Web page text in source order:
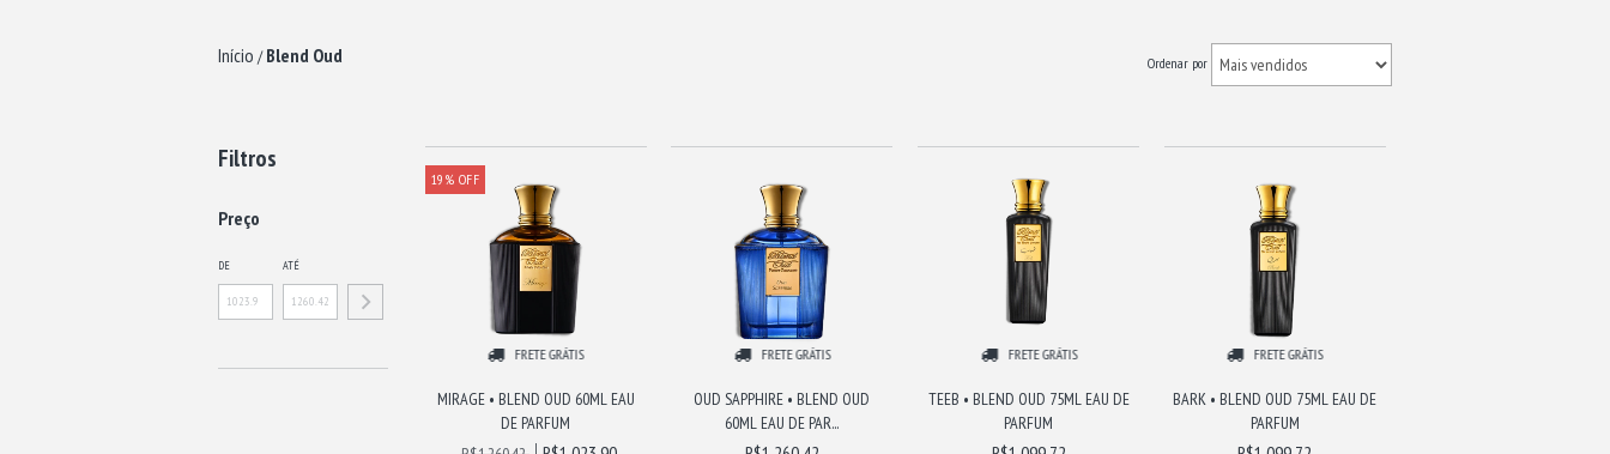
Início / Blend Oud Ordenar por
Filtros
Preço
DE ATÉ
19 % OFF
FRETE GRÁTIS
MIRAGE • BLEND OUD 60ML EAU
DE PARFUM
FRETE GRÁTIS
OUD SAPPHIRE • BLEND OUD
60ML EAU DE PAR...
FRETE GRÁTIS
TEEB • BLEND OUD 75ML EAU DE
PARFUM
FRETE GRÁTIS
BARK • BLEND OUD 75ML EAU DE
PARFUM